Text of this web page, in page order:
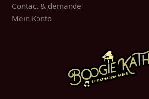
Contact & demande
Mein Konto